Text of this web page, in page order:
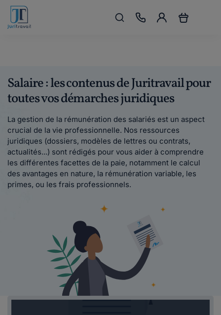
Salaire : les contenus de Juritravail pour
toutes vos démarches juridiques
La gestion de la rémunération des salariés est un aspect
crucial de la vie professionnelle. Nos ressources
juridiques (dossiers, modèles de lettres ou contrats,
actualités...) sont rédigés pour vous aider à comprendre
les différentes facettes de la paie, notamment le calcul
des avantages en nature, la rémunération variable, les
primes, ou les frais professionnels.